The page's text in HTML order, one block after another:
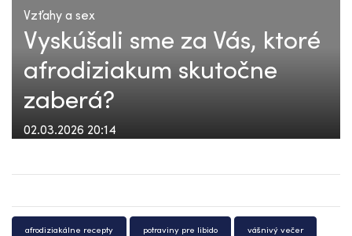
Vzťahy a sex
Vyskúšali sme za Vás, ktoré
afrodiziakum skutočne
zaberá?
02.03.2026 20:14
afrodiziakálne recepty potraviny pre libido vášnivý večer